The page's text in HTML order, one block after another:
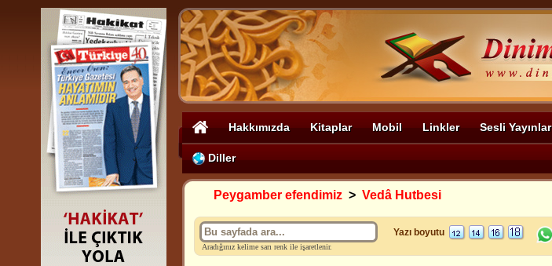
Hakkımızda Kitaplar Mobil Linkler Sesli Yayınlar
Diller
Peygamber efendimiz > Vedâ Hutbesi
Aradığınız kelime sarı renk ile işaretlenir.
Yazı boyutu